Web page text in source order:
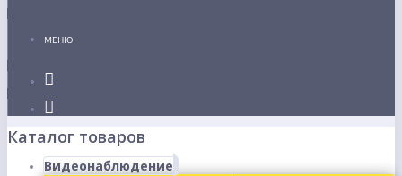
МЕНЮ
Каталог товаров
Видеонаблюдение